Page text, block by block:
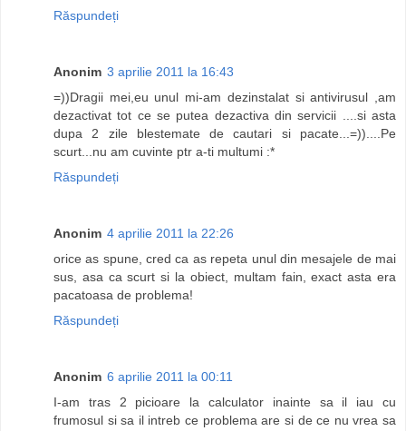
Răspundeți
Anonim 3 aprilie 2011 la 16:43
=))Dragii mei,eu unul mi-am dezinstalat si antivirusul ,am
dezactivat tot ce se putea dezactiva din servicii ....si asta
dupa 2 zile blestemate de cautari si pacate...=))....Pe
scurt...nu am cuvinte ptr a-ti multumi :*
Răspundeți
Anonim 4 aprilie 2011 la 22:26
orice as spune, cred ca as repeta unul din mesajele de mai
sus, asa ca scurt si la obiect, multam fain, exact asta era
pacatoasa de problema!
Răspundeți
Anonim 6 aprilie 2011 la 00:11
I-am tras 2 picioare la calculator inainte sa il iau cu
frumosul si sa il intreb ce problema are si de ce nu vrea sa